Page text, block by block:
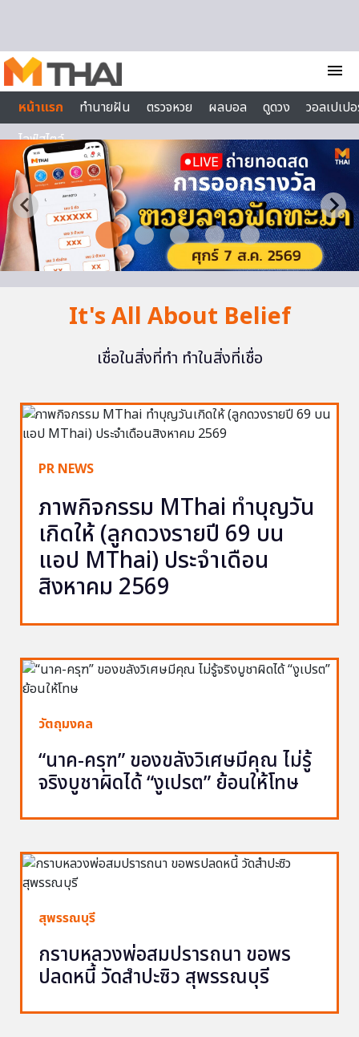
menu
หน้าแรก
ทำนายฝัน ตรวจหวย ผลบอล ดูดวง
วอลเปเป
ไลฟ์สไตล์
It's All About Belief
เชื่อในสิ่งที่ทำ ทำในสิ่งที่เชื่อ
PR NEWS
ภาพกิจกรรม MThai ทำบุญวัน
เกิดให้ (ลูกดวงรายปี 69 บน
แอป MThai) ประจำเดือน
สิงหาคม 2569
วัตถุมงคล
“นาค-ครุฑ” ของขลังวิเศษมีคุณ ไม่รู้
จริงบูชาผิดได้ “งูเปรต” ย้อนให้โทษ
สุพรรณบุรี
กราบหลวงพ่อสมปรารถนา ขอพร
ปลดหนี้ วัดสำปะซิว สุพรรณบุรี